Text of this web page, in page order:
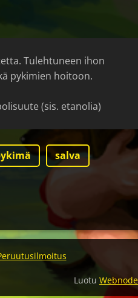
Tulehtuneen ihon
pykimien hoitoon.
(sis. etanolia)
salva
Luotu Webnode